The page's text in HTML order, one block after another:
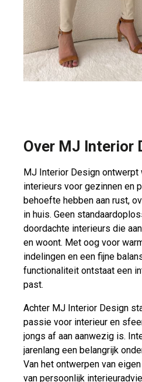
Over MJ Interior
MJ Interior Design ontwerpt
interieurs voor gezinnen en
behoefte hebben aan rust,
in huis. Geen
doordachte interieurs die
en woont. Met oog voor
indelingen en een fijne
functionaliteit ontstaat een
past.
Achter MJ Interior Design
passie voor interieur en
jongs af aan aanwezig is.
jarenlang een belangrijk
Van het ontwerpen van
van persoonlijk